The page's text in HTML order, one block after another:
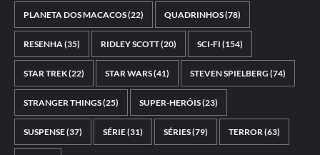
PLANETA DOS MACACOS(22) QUADRINHOS(78)
RESENHA(35) RIDLEY SCOTT(20) SCI-FI (154)
STAR TREK(22) STAR WARS(41) STEVEN SPIELBERG (74)
STRANGER THINGS(25) SUPER-HERÓIS(23)
SUSPENSE(37) SÉRIE(31) SÉRIES(79) TERROR(63)